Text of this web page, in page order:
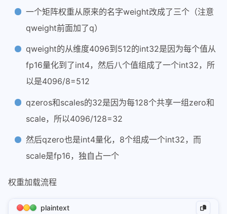
一个矩阵权重从原来的名字weight改成了三个（注意
qweight前面加了q）
qweight的从维度4096到512的int32是因为每个值从
fp16量化到了int4，然后八个值组成了一个int32，所
以是4096/8=512
qzeros和scales的32是因为每128个共享一组zero和
scale，所以4096/128=32
然后qzero也是int4量化，8个组成一个int32，而
scale是fp16，独自占一个
权重加载流程
plaintext